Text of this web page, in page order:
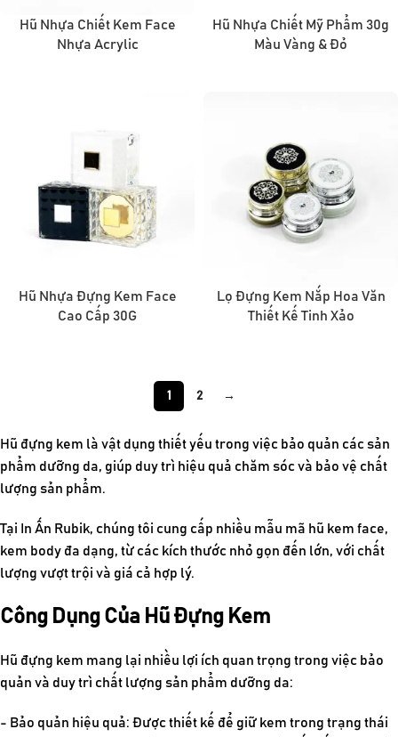
Hũ Nhựa Chiết Kem Face
Nhựa Acrylic
Hũ Nhựa Chiết Mỹ Phẩm 30g
Màu Vàng & Đỏ
Hũ Nhựa Đựng Kem Face
Cao Cấp 30G
Lọ Đựng Kem Nắp Hoa Văn
Thiết Kế Tinh Xảo
1 2 →
Hũ đựng kem là vật dụng thiết yếu trong việc bảo quản các sản
phẩm dưỡng da, giúp duy trì hiệu quả chăm sóc và bảo vệ chất
lượng sản phẩm.
Tại In Ấn Rubik, chúng tôi cung cấp nhiều mẫu mã hũ kem face,
kem body đa dạng, từ các kích thước nhỏ gọn đến lớn, với chất
lượng vượt trội và giá cả hợp lý.
Công Dụng Của Hũ Đựng Kem
Hũ đựng kem mang lại nhiều lợi ích quan trọng trong việc bảo
quản và duy trì chất lượng sản phẩm dưỡng da:
- Bảo quản hiệu quả: Được thiết kế để giữ kem trong trạng thái